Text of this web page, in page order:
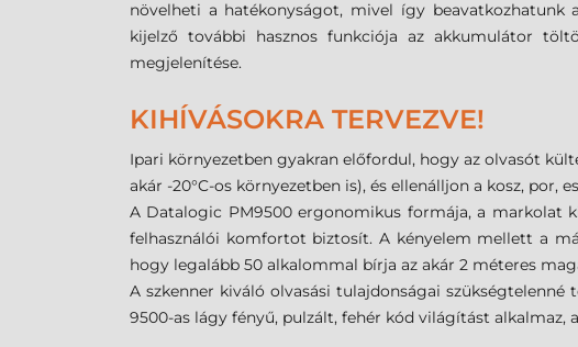
növelheti a hatékonyságot, mivel így beavatkozhatunk
kijelző további hasznos funkciója az akkumulátor
megjelenítése.
KIHÍVÁSOKRA TERVEZVE!
Ipari környezetben gyakran előfordul, hogy az olvasót
akár -20°C-os környezetben is), és ellenálljon a kosz, por,
A Datalogic PM9500 ergonomikus formája, a markolat
felhasználói komfortot biztosít. A kényelem mellett a
hogy legalább 50 alkalommal bírja az akár 2 méteres
A szkenner kiváló olvasási tulajdonságai
9500-as lágy fényű, pulzált, fehér kód világítást